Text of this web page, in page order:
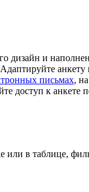
дизайн и
анкету
письмах,
доступ к
или в таблице,